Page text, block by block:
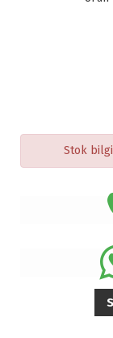
Stok